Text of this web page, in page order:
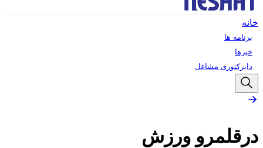
خانه
برنامه ها
خبرها
دایرکتوری مشاغل
درقلمرو ورزش